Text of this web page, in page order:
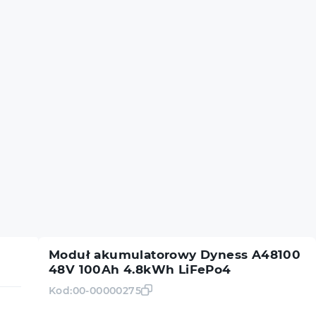
Moduł akumulatorowy Dyness A48100
48V 100Ah 4.8kWh LiFePo4
Kod:00-00000275